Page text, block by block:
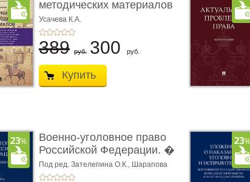
методических материалов
по кур ...
Усачева К.А.
389 руб. 300 руб.
Купить
Военно-уголовное право
Российской Федерации. �
...
Под ред. Зателепина О.К., Шарапова
С.Н.